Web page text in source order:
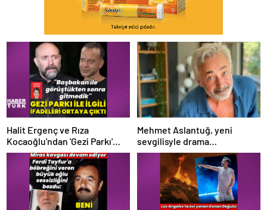
Halit Ergenç ve Rıza
Kocaoğlu'ndan 'Gezi Parkı'
ifadesi – Magazin haberleri
Mehmet Aslantuğ, yeni
sevgilisyle drama
çalışmalarında tanıştı –
Magazin haberleri